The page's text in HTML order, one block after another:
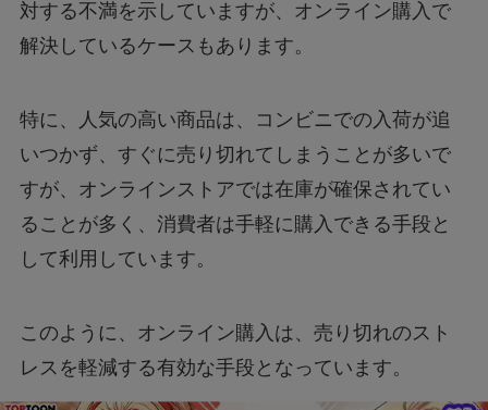
対する不満を示していますが、オンライン購入で
解決しているケースもあります。
特に、人気の高い商品は、コンビニでの入荷が追
いつかず、すぐに売り切れてしまうことが多いで
すが、オンラインストアでは在庫が確保されてい
ることが多く、消費者は手軽に購入できる手段と
して利用しています。
このように、オンライン購入は、売り切れのスト
レスを軽減する有効な手段となっています。